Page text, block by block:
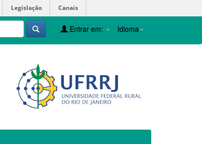
Legislação Canais
Idioma
Entrar em: